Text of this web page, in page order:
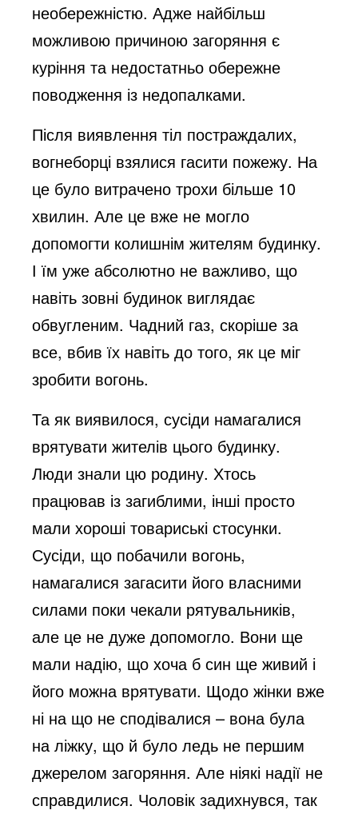
необережністю. Адже найбільш
можливою причиною загоряння є
куріння та недостатньо обережне
поводження із недопалками.
Після виявлення тіл постраждалих,
вогнеборці взялися гасити пожежу. На
це було витрачено трохи більше 10
хвилин. Але це вже не могло
допомогти колишнім жителям будинку.
І їм уже абсолютно не важливо, що
навіть зовні будинок виглядає
обвугленим. Чадний газ, скоріше за
все, вбив їх навіть до того, як це міг
зробити вогонь.
Та як виявилося, сусіди намагалися
врятувати жителів цього будинку.
Люди знали цю родину. Хтось
працював із загиблими, інші просто
мали хороші товариські стосунки.
Сусіди, що побачили вогонь,
намагалися загасити його власними
силами поки чекали рятувальників,
але це не дуже допомогло. Вони ще
мали надію, що хоча б син ще живий і
його можна врятувати. Щодо жінки вже
ні на що не сподівалися – вона була
на ліжку, що й було ледь не першим
джерелом загоряння. Але ніякі надії не
справдилися. Чоловік задихнувся, так